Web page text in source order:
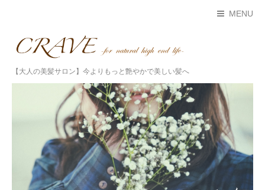
MENU
【大人の美髪サロン】今よりもっと艶やかで美しい髪へ